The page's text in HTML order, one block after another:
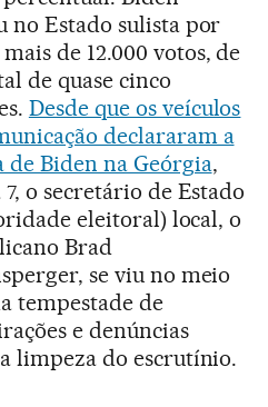
no Estado sulista por
de 12.000 votos, de
de quase cinco
Desde que os veículos
declararam a
Biden na Geórgia,
o secretário de Estado
eleitoral) local, o
Brad
se viu no meio
tempestade de
e denúncias
limpeza do escrutínio.